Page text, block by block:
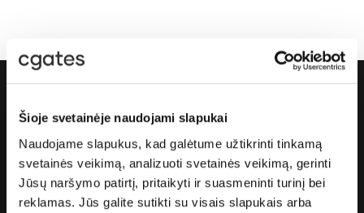
Šioje svetainėje naudojami slapukai
Naudojame slapukus, kad galėtume užtikrinti tinkamą
svetainės veikimą, analizuoti svetainės veikimą, gerinti
Jūsų naršymo patirtį, pritaikyti ir suasmeninti turinį bei
reklamas. Jūs galite sutikti su visais slapukais arba
Apie „Cgates“
Apie mus
Karjera